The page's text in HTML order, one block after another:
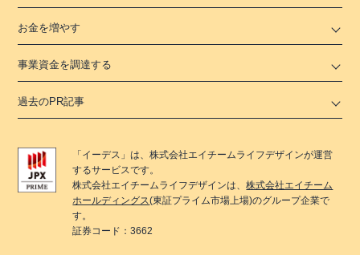
お金を増やす
事業資金を調達する
過去のPR記事
「 イーデス 」は、株式会社エイチームライフデザインが運営
するサービスです。
株式会社エイチームライフデザインは、株式会社エイチーム
ホールディングス(東証プライム市場上場)のグループ企業で
す。
証券コード：3662